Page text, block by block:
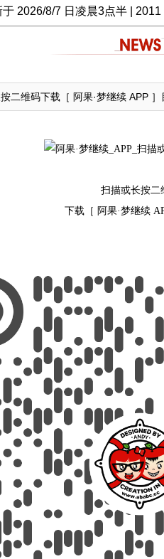
7 日凌晨3点半 | 2011 阿果动漫
二维码下载［ 阿果·梦继续 APP ］
扫描或长按二
下载［ 阿果·梦继续